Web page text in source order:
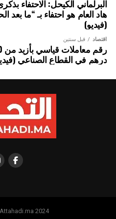
الصورة: ميناء صيد بمدينة هايكو، الصين
العام CC0).
البرلماني الكيحل: الاحتفاء
هاد العام هو احتفاء بـ “ما بعد
(فيديو)
اقتصاد قبل سنتين
درهم في القطاع الصناعي
2024